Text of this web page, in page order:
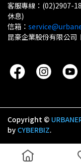
客服專線：(02)2907-
休息)
信箱：
昆豪企業股份有限公司
Copyright ©
by CYBERBIZ.